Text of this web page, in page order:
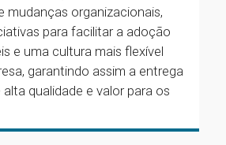
mudanças organizacionais,
para facilitar a adoção
e uma cultura mais flexível
garantindo assim a entrega
qualidade e valor para os